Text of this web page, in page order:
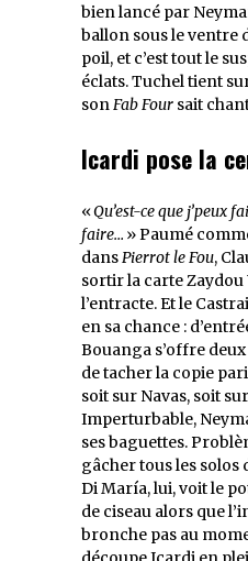
bien lancé par
ballon sous le ventre
poil, et c’est tout le
éclats. Tuchel tient
sonFab Four sait
Icardi pose la
«Qu’est-ce que j’peux
faire… » Paumé
dansPierrot le Fou,
sortir la carte Zaydou
l’entracte. Et le
en sa chance :
Bouanga s’offre
de tacher la copie
soit sur Navas, soit
Imperturbable,
ses baguettes.
gâcher tous les
Di María, lui, voit le
de ciseau alors que
bronche pas au